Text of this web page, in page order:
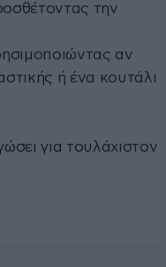
την
αν
ή ένα κουτάλι
για τουλάχιστον